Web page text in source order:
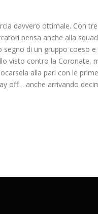
davvero ottimale. Con
pensa anche alla
di un gruppo coeso
visto contro la Coronate,
alla pari con le
off… anche arrivando